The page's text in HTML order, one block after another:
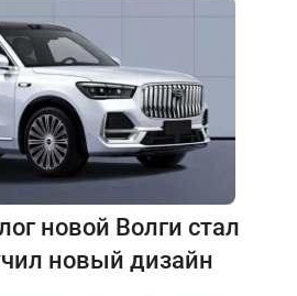
новой Волги стал
новый дизайн